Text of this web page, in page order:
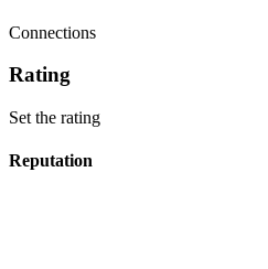
Connections
Rating
Set the rating
Reputation